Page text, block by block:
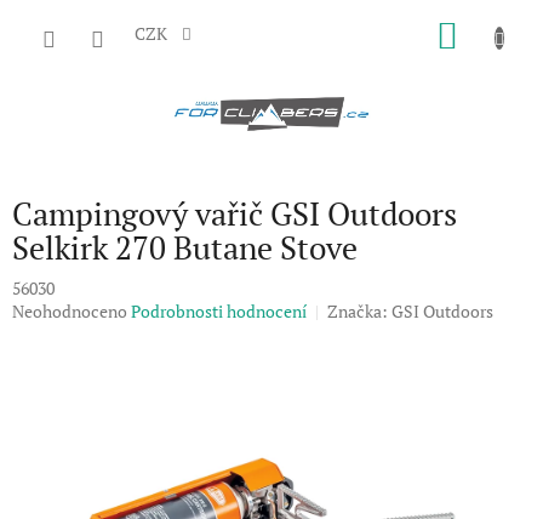
CZK
Campingový vařič GSI Outdoors
Selkirk 270 Butane Stove
56030
Průměrné
Neohodnoceno Podrobnosti hodnocení Značka: GSI Outdoors